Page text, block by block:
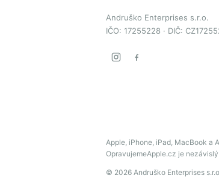
Andruško Enterprises s.r.o.
IČO: 17255228 · DIČ:
Apple, iPhone, iPad, MacBook a
OpravujemeApple.cz je
© 2026 Andruško Enterprises